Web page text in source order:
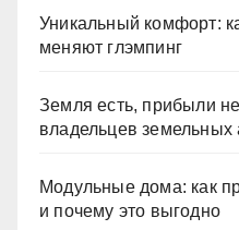
Уникальный комфорт:
меняют глэмпинг
Земля есть, прибыли
владельцев земельных
Модульные дома: как
и почему это выгодно